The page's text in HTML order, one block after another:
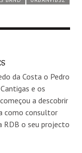
da Costa o Pedro
e os
a descobrir
como consultor
RDB o seu projecto